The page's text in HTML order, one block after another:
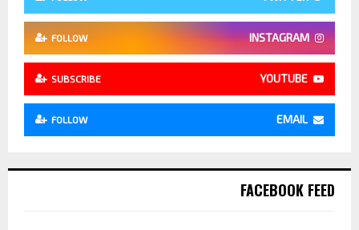
INSTAGRAM
FOLLOW
YOUTUBE
SUBSCRIBE
EMAIL
FOLLOW
FACEBOOK FEED